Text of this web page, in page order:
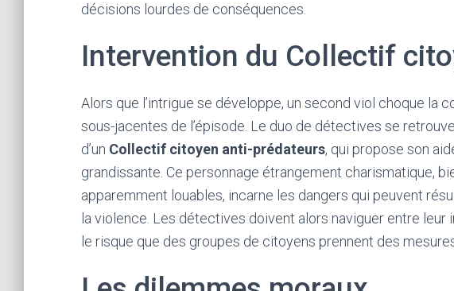
décisions lourdes de conséquences.
Intervention du Collectif
Alors que l’intrigue se développe, un second viol choque la
sous-jacentes de l’épisode. Le duo de détectives se
d’un Collectif citoyen anti-prédateurs, qui propose son
grandissante. Ce personnage étrangement charismatique,
apparemment louables, incarne les dangers qui peuvent
la violence. Les détectives doivent alors naviguer entre leur
le risque que des groupes de citoyens prennent des